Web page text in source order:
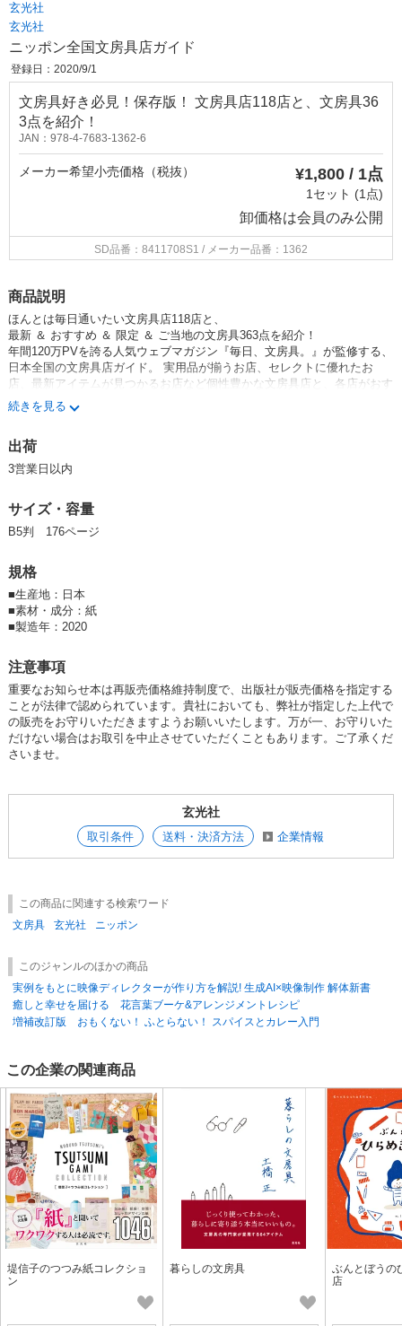
玄光社
玄光社
ニッポン全国文房具店ガイド
登録日：2020/9/1
文房具好き必見！保存版！ 文房具店118店と、文房具36
3点を紹介！
JAN：978-4-7683-1362-6
メーカー希望小売価格（税抜） ¥1,800 / 1点
1セット (1点)
卸価格は会員のみ公開
SD品番：8411708S1 / メーカー品番：1362
商品説明
ほんとは毎日通いたい文房具店118店と、
最新 ＆ おすすめ ＆ 限定 ＆ ご当地の文房具363点を紹介！
年間120万PVを誇る人気ウェブマガジン『毎日、文房具。』が監修する、
日本全国の文房具店ガイド。 実用品が揃うお店、セレクトに優れたお
店、最新アイテムが見つかるお店など個性豊かな文房具店と、各店がおす
すめするアイテムが盛りだくさんに登場する、文房具好き＆文具マニア必
読の書です。
クシママキコ）
続きを見る
出荷
3営業日以内
サイズ・容量
B5判 176ページ
規格
■生産地：日本
■素材・成分：紙
■製造年：2020
注意事項
重要なお知らせ本は再販売価格維持制度で、出版社が販売価格を指定する
ことが法律で認められています。貴社においても、弊社が指定した上代で
の販売をお守りいただきますようお願いいたします。万が一、お守りいた
だけない場合はお取引を中止させていただくこともあります。ご了承くだ
さいませ。
玄光社
取引条件 送料・決済方法 企業情報
この商品に関連する検索ワード
文房具
玄光社 ニッポン
このジャンルのほかの商品
実例をもとに映像ディレクターが作り方を解説! 生成AI×映像制作 解体新書
癒しと幸せを届ける 花言葉ブーケ&アレンジメントレシピ
増補改訂版 おもくない！ ふとらない！ スパイスとカレー入門
この企業の関連商品
堤信子のつつみ紙コレクショ
ン
暮らしの文房具
ぶんとぼうの
店